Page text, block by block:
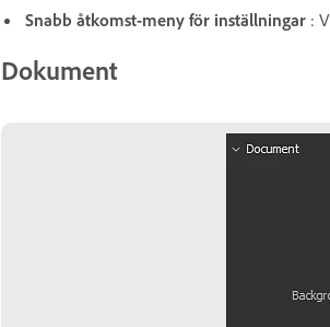
Snabb åtkomst-meny för inställningar :
Dokument